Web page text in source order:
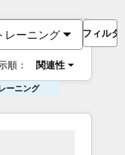
レーニング
順： 関連性
フィルタ
ーニング